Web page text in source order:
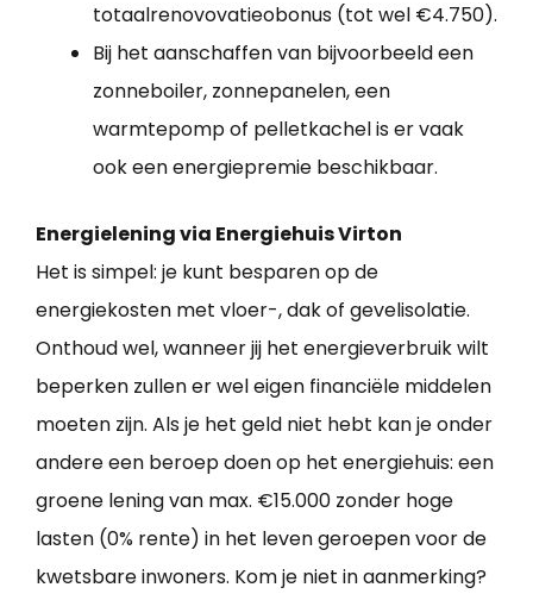
totaalrenovovatieobonus (tot wel €4.750).
Bij het aanschaffen van bijvoorbeeld een
zonneboiler, zonnepanelen, een
warmtepomp of pelletkachel is er vaak
ook een energiepremie beschikbaar.
Energielening via Energiehuis Virton
Het is simpel: je kunt besparen op de
energiekosten met vloer-, dak of gevelisolatie.
Onthoud wel, wanneer jij het energieverbruik wilt
beperken zullen er wel eigen financiële middelen
moeten zijn. Als je het geld niet hebt kan je onder
andere een beroep doen op het energiehuis: een
groene lening van max. €15.000 zonder hoge
lasten (0% rente) in het leven geroepen voor de
kwetsbare inwoners. Kom je niet in aanmerking?